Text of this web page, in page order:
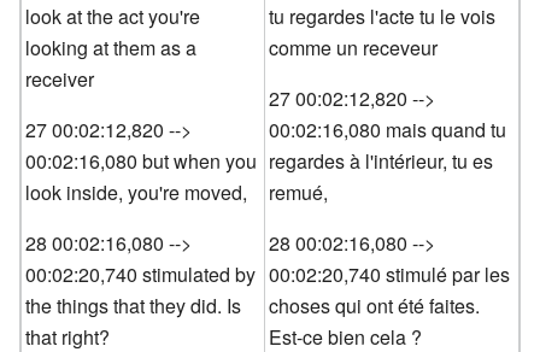
look at the act you're
looking at them as a
receiver
27 00:02:12,820 -->
00:02:16,080 but when you
look inside, you're moved,
28 00:02:16,080 -->
00:02:20,740 stimulated by
the things that they did. Is
that right?
tu regardes l'acte tu le vois
comme un receveur
27 00:02:12,820 -->
00:02:16,080 mais quand tu
regardes à l'intérieur, tu es
remué,
28 00:02:16,080 -->
00:02:20,740 stimulé par les
choses qui ont été faites.
Est-ce bien cela ?